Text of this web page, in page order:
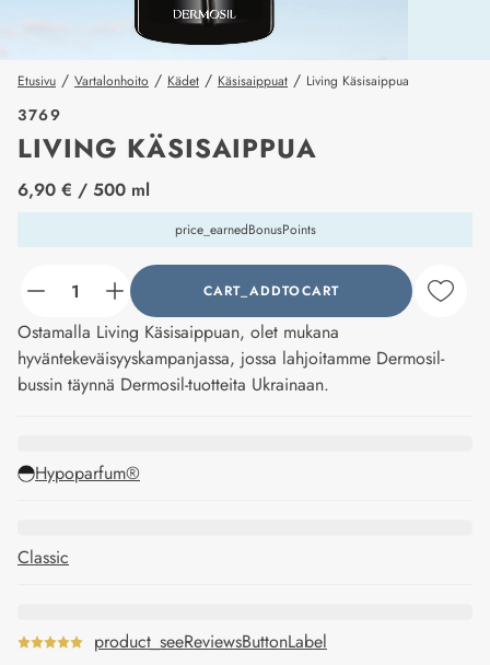
Etusivu / Vartalonhoito / Kädet / Käsisaippuat / Living Käsisaippua
3769
LIVING KÄSISAIPPUA
price_label
6,90 € / 500 ml
price_earnedBonusPoints
counter_current CART_ADDTOCART
Ostamalla Living Käsisaippuan, olet mukana
hyväntekeväisyyskampanjassa, jossa lahjoitamme Dermosil-
bussin täynnä Dermosil-tuotteita Ukrainaan.
Hypoparfum®
Classic
product_seeReviewsButtonLabel